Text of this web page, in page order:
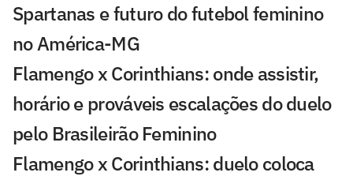
Spartanas e futuro do futebol feminino
no América-MG
Flamengo x Corinthians: onde assistir,
horário e prováveis escalações do duelo
pelo Brasileirão Feminino
Flamengo x Corinthians: duelo coloca